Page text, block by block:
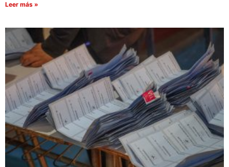
Leer más »